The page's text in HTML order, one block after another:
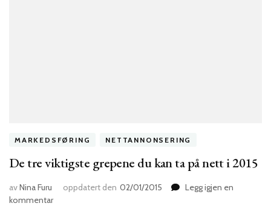
MARKEDSFØRING NETTANNONSERING
De tre viktigste grepene du kan ta på nett i 2015
avNina Furu oppdatert den 02/01/2015
Legg igjen en
kommentartil